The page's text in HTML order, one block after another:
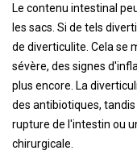
Le contenu intestinal
les sacs. Si de tels
de diverticulite. Cela se
sévère, des signes
plus encore. La
des antibiotiques,
rupture de l'intestin ou
chirurgicale.